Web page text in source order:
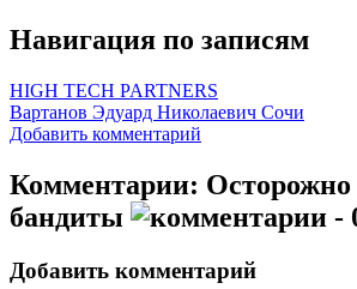
Навигация по записям
HIGH TECH PARTNERS
Вартанов Эдуард Николаевич Сочи
Добавить комментарий
Комментарии:
бандиты
-
Добавить комментарий